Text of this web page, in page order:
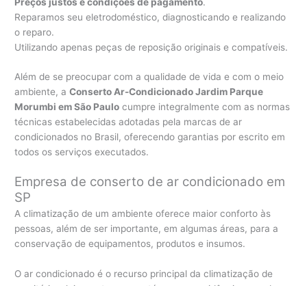
Reparamos seu eletrodoméstico, diagnosticando e realizando
o reparo.
Utilizando apenas peças de reposição originais e compatíveis.
Além de se preocupar com a qualidade de vida e com o meio
ambiente, aConserto Ar-Condicionado Jardim Parque
Morumbi em São Paulo cumpre integralmente com as normas
técnicas estabelecidas adotadas pela marcas de ar
condicionados no Brasil, oferecendo garantias por escrito em
todos os serviços executados.
Empresa de conserto de ar condicionado em
SP
A climatização de um ambiente oferece maior conforto às
pessoas, além de ser importante, em algumas áreas, para a
conservação de equipamentos, produtos e insumos.
O ar condicionado é o recurso principal da climatização de